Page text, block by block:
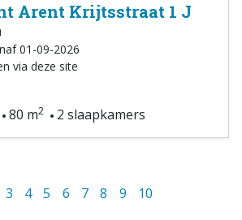
Arent Krijtsstraat 1 J
01-09-2026
via deze site
80 m2 2 slaapkamers
3 4 5 6 7 8 9 10